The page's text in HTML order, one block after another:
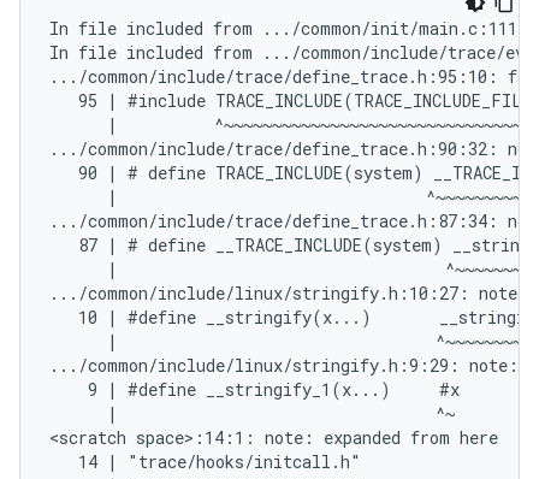
In file included from .../common/init/main.c:111:
In file included from .../common/include/trace/
.../common/include/trace/
95 | #include
      |          ^~~~~~~~~~~~~~~~~~~~~~~~~~~~~~~~~
.../common/include/trace/define_trace.h:90:32: note:
90 | # define TRACE_INCLUDE(system)
|
.../common/include/trace/define_trace.h:87:34: note:
87 | # define __TRACE_INCLUDE(system)
|
.../common/include/linux/stringify.h:10:27: note:
10 | #define __stringify(x...)
|
.../common/include/linux/stringify.h:9:29: note:
    9 | #define __stringify_1(x...)     #x
      |                                 ^~
<scratch space>:14:1: note: expanded from here
   14 | "trace/hooks/initcall.h"